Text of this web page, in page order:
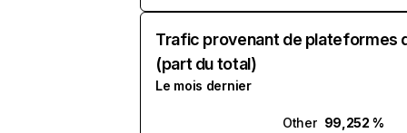
Trafic provenant de plateformes
(part du total)
Le mois dernier
Other 99,252 %